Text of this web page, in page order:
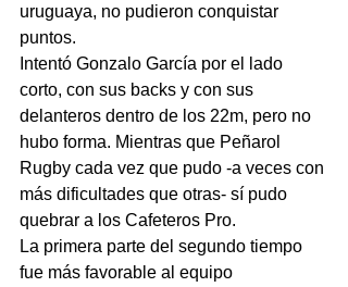
uruguaya, no pudieron conquistar
puntos.
Intentó Gonzalo García por el lado
corto, con sus backs y con sus
delanteros dentro de los 22m, pero no
hubo forma. Mientras que Peñarol
Rugby cada vez que pudo -a veces con
más dificultades que otras- sí pudo
quebrar a los Cafeteros Pro.
La primera parte del segundo tiempo
fue más favorable al equipo